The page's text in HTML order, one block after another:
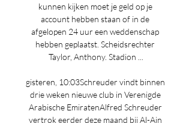
kunnen kijken moet je geld op je
account hebben staan of in de
afgelopen 24 uur een weddenschap
hebben geplaatst. Scheidsrechter
Taylor, Anthony. Stadion ...
gisteren, 10:03Schreuder vindt binnen
drie weken nieuwe club in Verenigde
Arabische EmiratenAlfred Schreuder
vertrok eerder deze maand bij Al-Ain